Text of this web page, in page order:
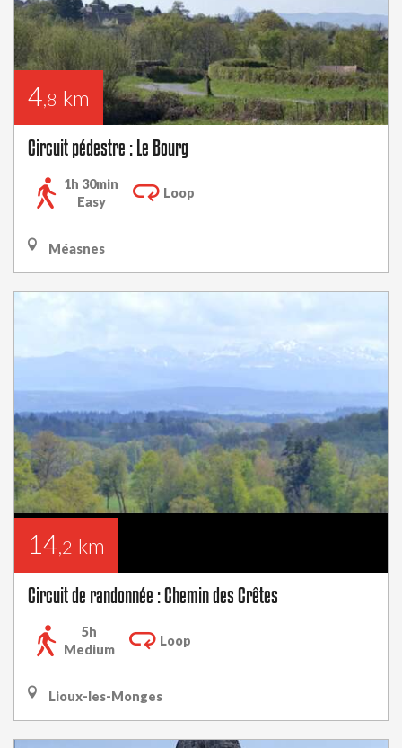
4,8 km
Circuit pédestre : Le Bourg
1h 30min
Easy
Loop
Méasnes
14,2 km
Circuit de randonnée : Chemin des Crêtes
5h
Medium
Loop
Lioux-les-Monges